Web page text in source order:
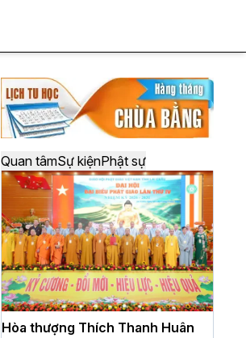
Quan tâmSự kiệnPhật sự
Hòa thượng Thích Thanh Huân